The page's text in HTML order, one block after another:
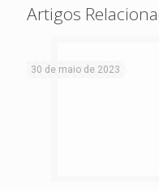
Artigos
30 de maio de 2023